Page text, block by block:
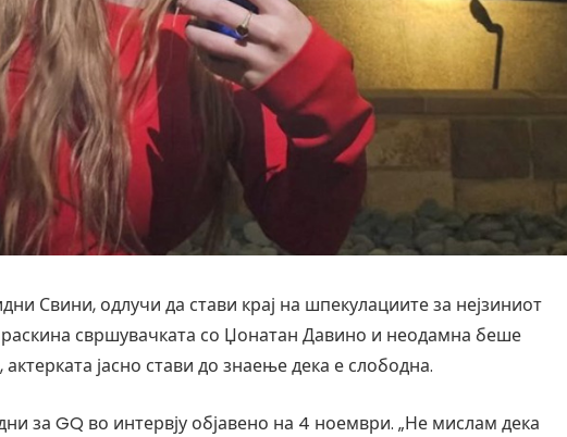
Свини, одлучи да стави крај на шпекулациите за нејзиниот
свршувачката со Џонатан Давино и неодамна беше
јасно стави до знаење дека е слободна.
за GQ во интервју објавено на 4 ноември. „Не мислам дека